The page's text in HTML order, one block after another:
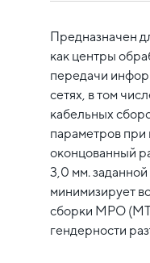
Предназначен
как центры
передачи
сетях, в том
кабельных
параметров при
оконцованный
3,0 мм.
минимизирует
сборки MPO
гендерности